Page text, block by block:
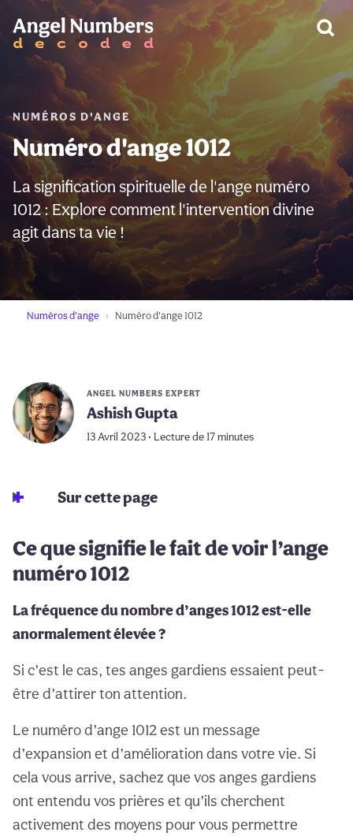
NUMÉROS D'ANGE
Numéro d'ange 1012
La signification spirituelle de l'ange numéro
1012 : Explore comment l'intervention divine
agit dans ta vie !
Numéros d'ange Numéro d'ange 1012
ANGEL NUMBERS EXPERT
Ashish Gupta
13 Avril 2023 • Lecture de 17 minutes
Sur cette page
Ce que signifie le fait de voir l’ange
numéro 1012
La fréquence du nombre d’anges 1012 est-elle
anormalement élevée ?
Si c’est le cas, tes anges gardiens essaient peut-
être d’attirer ton attention.
Le numéro d’ange 1012 est un message
d’expansion et d’amélioration dans votre vie. Si
cela vous arrive, sachez que vos anges gardiens
ont entendu vos prières et qu’ils cherchent
activement des moyens pour vous permettre
AVERTISSEMENT: